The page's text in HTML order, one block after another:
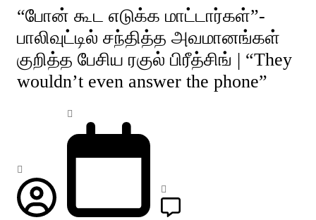
“போன் கூட எடுக்க மாட்டார்கள்”-
பாலிவுட்டில் சந்தித்த அவமானங்கள்
குறித்த பேசிய ரகுல் பிரீத்சிங் | “They
wouldn’t even answer the phone”